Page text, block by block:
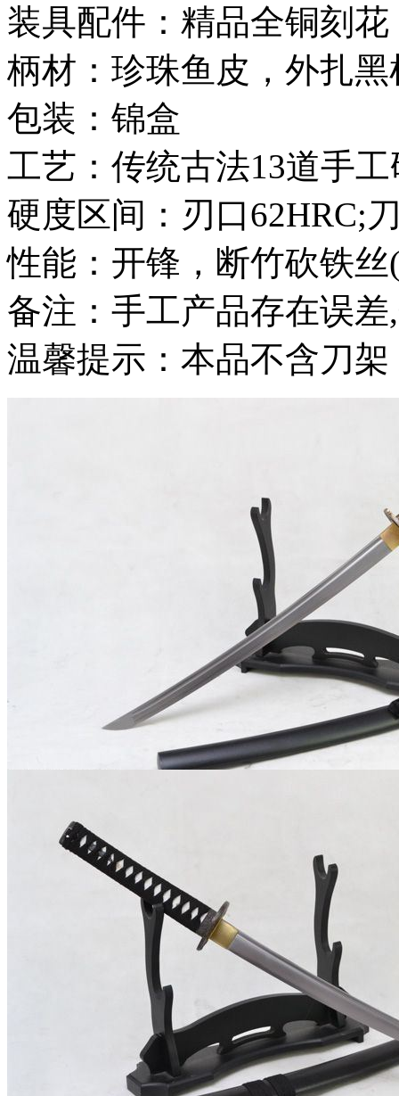
装具配件：精品全铜刻花
柄材：珍珠鱼皮，外扎
包装：锦盒
工艺：传统古法13道手
硬度区间：刃口62HRC;
性能：开锋，断竹砍铁
备注：手工产品存在误
温馨提示：本品不含刀